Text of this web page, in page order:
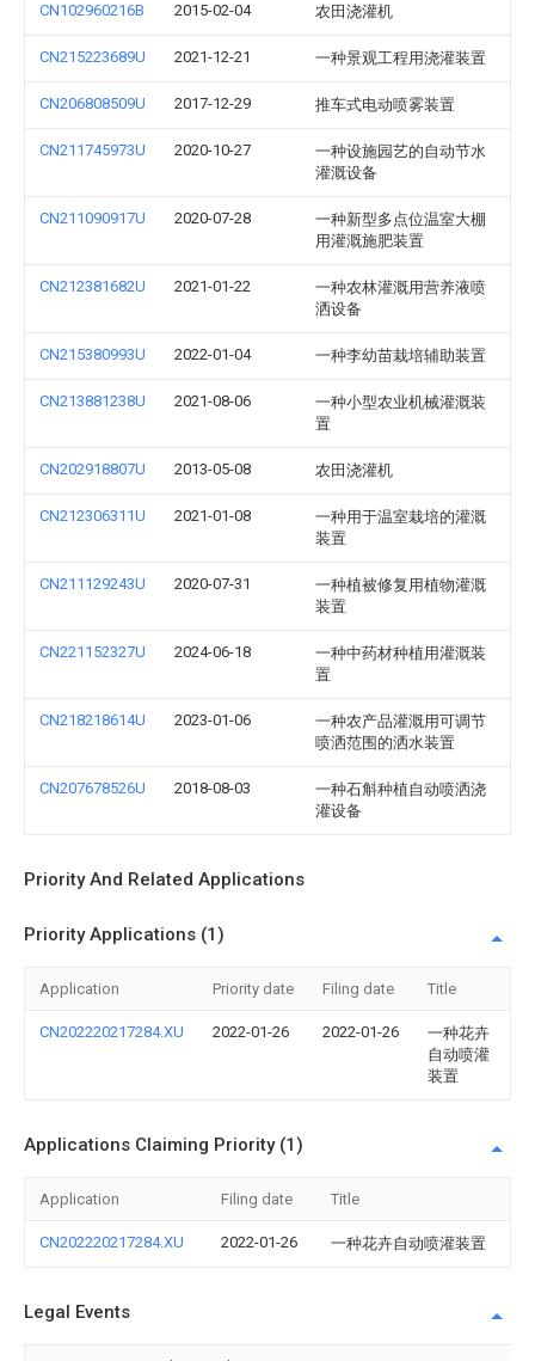
CN102960216B 2015-02-04 农田浇灌机
CN215223689U 2021-12-21 一种景观工程用浇灌装置
CN206808509U 2017-12-29 推车式电动喷雾装置
CN211745973U 2020-10-27
一种设施园艺的自动节水
灌溉设备
CN211090917U 2020-07-28
一种新型多点位温室大棚
用灌溉施肥装置
CN212381682U 2021-01-22
一种农林灌溉用营养液喷
洒设备
CN215380993U 2022-01-04 一种李幼苗栽培辅助装置
CN213881238U 2021-08-06
一种小型农业机械灌溉装
置
CN202918807U 2013-05-08 农田浇灌机
CN212306311U 2021-01-08
一种用于温室栽培的灌溉
装置
CN211129243U 2020-07-31
一种植被修复用植物灌溉
装置
CN221152327U 2024-06-18
一种中药材种植用灌溉装
置
CN218218614U 2023-01-06
一种农产品灌溉用可调节
喷洒范围的洒水装置
CN207678526U 2018-08-03
一种石斛种植自动喷洒浇
灌设备
Priority And Related Applications
Priority Applications (1)
Application Priority date Filing date Title
CN202220217284.XU 2022-01-26 2022-01-26
一种花卉
自动喷灌
装置
Applications Claiming Priority (1)
Application Filing date Title
CN202220217284.XU 2022-01-26 一种花卉自动喷灌装置
Legal Events